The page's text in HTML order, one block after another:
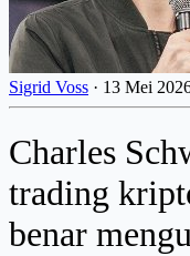
Sigrid Voss · 13 Mei
Charles
trading
benar